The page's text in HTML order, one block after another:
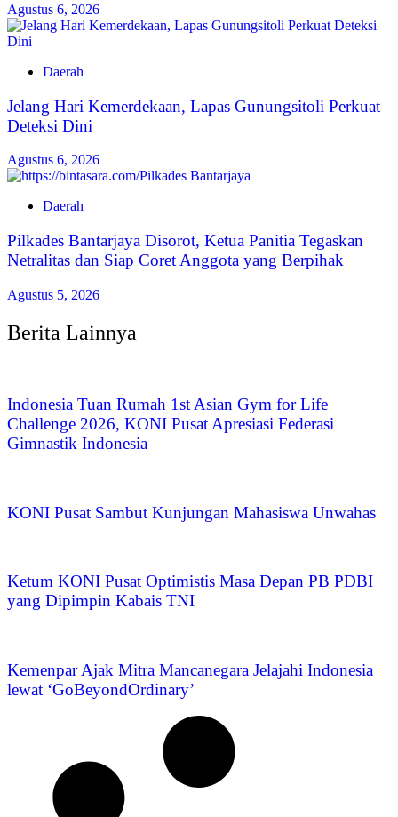
Agustus 6, 2026
Daerah
Jelang Hari Kemerdekaan, Lapas Gunungsitoli Perkuat
Deteksi Dini
Agustus 6, 2026
Daerah
Pilkades Bantarjaya Disorot, Ketua Panitia Tegaskan
Netralitas dan Siap Coret Anggota yang Berpihak
Agustus 5, 2026
Berita Lainnya
Indonesia Tuan Rumah 1st Asian Gym for Life
Challenge 2026, KONI Pusat Apresiasi Federasi
Gimnastik Indonesia
KONI Pusat Sambut Kunjungan Mahasiswa Unwahas
Ketum KONI Pusat Optimistis Masa Depan PB PDBI
yang Dipimpin Kabais TNI
Kemenpar Ajak Mitra Mancanegara Jelajahi Indonesia
lewat ‘GoBeyondOrdinary’